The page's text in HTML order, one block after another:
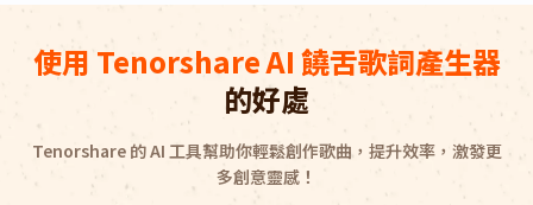
使用 Tenorshare AI 饒舌歌詞產生器
的好處
Tenorshare 的 AI 工具幫助你輕鬆創作歌曲，提升效率，激發更
多創意靈感！